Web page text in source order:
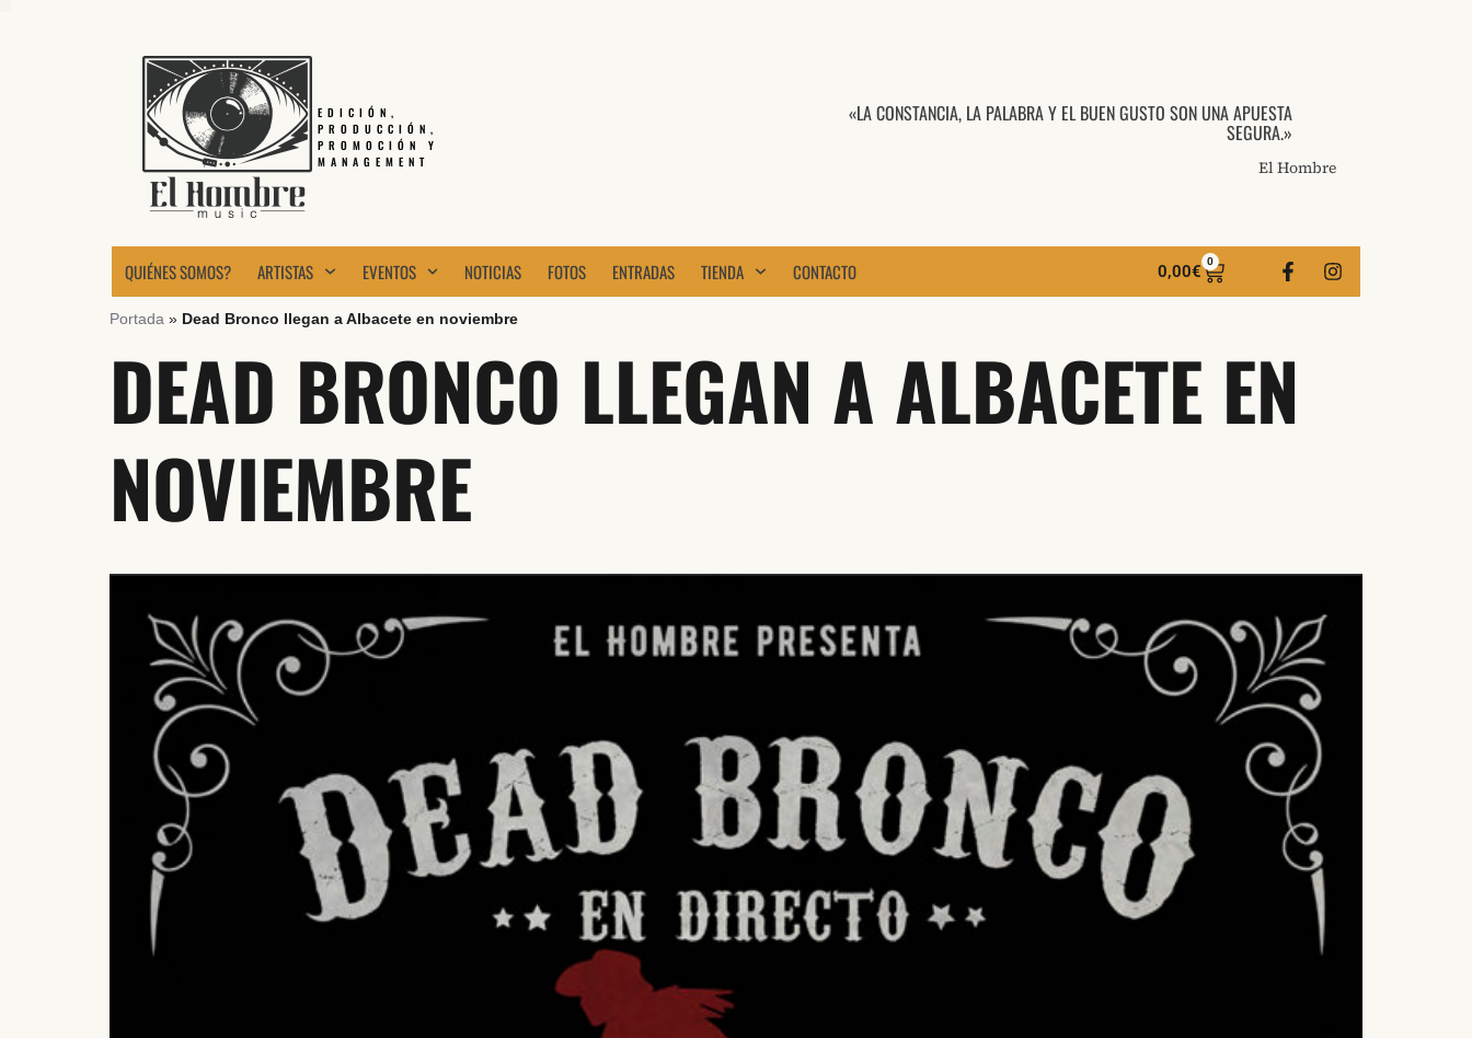
EDICIÓN,
PRODUCCIÓN,
PROMOCIÓN Y
MANAGEMENT
«LA CONSTANCIA, LA PALABRA Y EL BUEN GUSTO SON UNA APUESTA
SEGURA.»
El Hombre
QUIÉNES SOMOS? ARTISTAS EVENTOS NOTICIAS FOTOS ENTRADAS TIENDA CONTACTO 0,00€
0
Portada » Dead Bronco llegan a Albacete en noviembre
DEAD BRONCO LLEGAN A ALBACETE EN
NOVIEMBRE